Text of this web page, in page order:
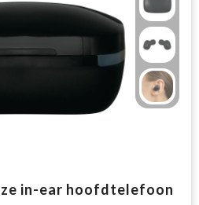
in-ear hoofdtelefoon